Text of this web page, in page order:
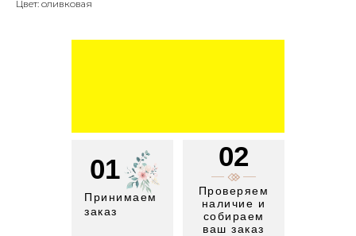
Цвет: оливковая
01
Принимаем
заказ
02
Проверяем
наличие и
собираем
ваш заказ